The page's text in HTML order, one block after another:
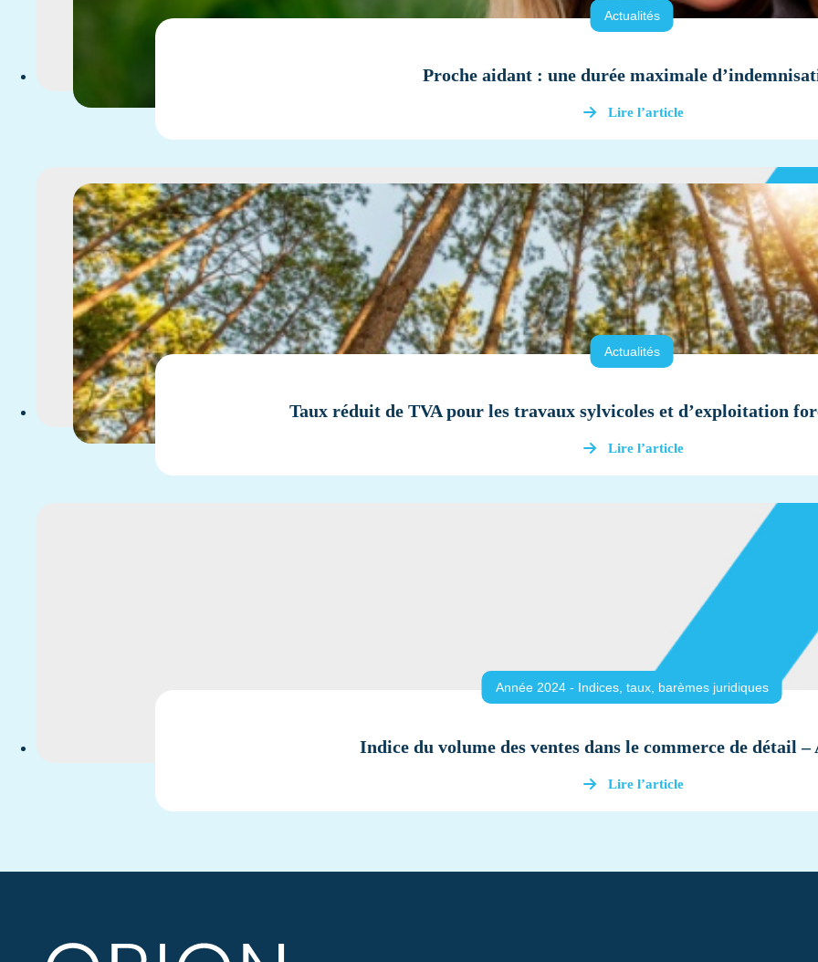
Actualités
Proche aidant : une durée maximale
Lire l’article
Actualités
Taux réduit de TVA pour les travaux sylvicoles et d’exploitation
Lire l’article
Année 2024 - Indices, taux, barèmes juridiques
Indice du volume des ventes dans le commerce de détail –
Lire l’article